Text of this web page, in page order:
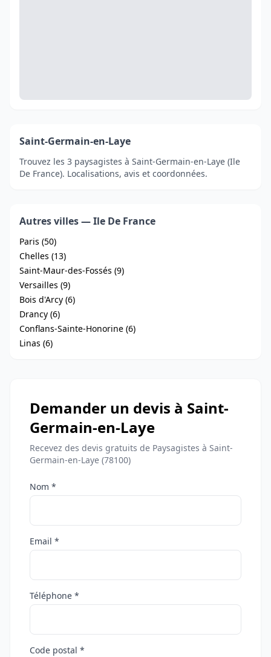
Saint-Germain-en-Laye
Trouvez les 3 paysagistes à Saint-Germain-en-Laye (Ile
De France). Localisations, avis et coordonnées.
Autres villes — Ile De France
Paris (50)
Chelles (13)
Saint-Maur-des-Fossés (9)
Versailles (9)
Bois d'Arcy (6)
Drancy (6)
Conflans-Sainte-Honorine (6)
Linas (6)
Demander un devis à Saint-
Germain-en-Laye
Recevez des devis gratuits de Paysagistes à Saint-
Germain-en-Laye (78100)
Nom *
Email *
Téléphone *
Code postal *